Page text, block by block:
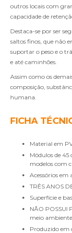
outros locais com
capacidade de
Destaca-se por ser
saltos finos, que não
suportar o peso e o
e até caminhões.
Assim como os
composição,
humana.
FICHA
Material em
Módulos de 45 cm x 30 cm com 14 mm de espessura, nos
modelos com
Acessórios
TRÊS ANOS
Superfície e
NÃO POSSUI FTALATO — plastificante nocivo à saúde e ao
meio
Produzido em qualquer tamanho e formato, pode ser